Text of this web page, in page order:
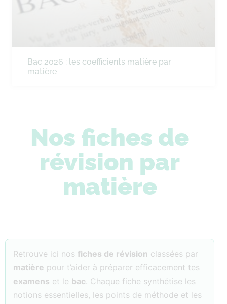
Bac 2026 : les coefficients matière par
matière
Nos fiches de
révision par
matière
Retrouve ici nos fiches de révision classées par
matière pour t’aider à préparer efficacement tes
examens et le bac. Chaque fiche synthétise les
notions essentielles, les points de méthode et les